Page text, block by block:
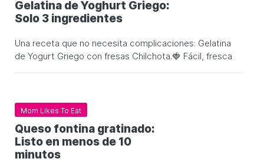
Gelatina de Yoghurt Griego:
Solo 3 ingredientes
Una receta que no necesita complicaciones: Gelatina
de Yogurt Griego con fresas Chilchota.🍓 Fácil, fresca
Mom Likes To Eat
Queso fontina gratinado:
Listo en menos de 10
minutos